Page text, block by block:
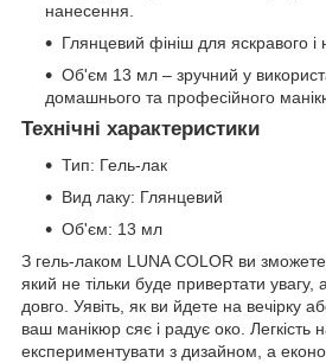
нанесення.
Глянцевий фініш для яскравого і
Об'єм 13 мл – зручний у
домашнього та професійного
Технічні характеристики
Тип: Гель-лак
Вид лаку: Глянцевий
Об'єм: 13 мл
З гель-лаком LUNA COLOR ви
який не тільки буде привертати увагу,
довго. Уявіть, як ви йдете на вечірку
ваш манікюр сяє і радує око. Легкість
експериментувати з дизайном, а